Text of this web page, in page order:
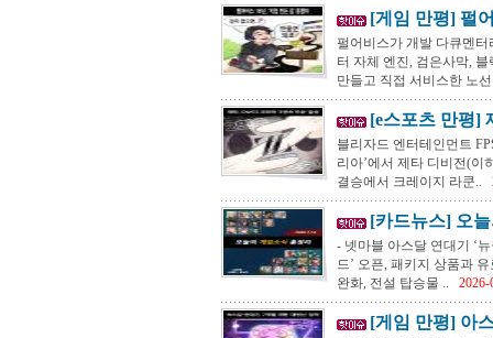
[게임 만평] 펄
펄어비스가 개발 다큐멘터
터 자체 엔진, 검은사막,
만들고 직접 서비스한 노선
[e스포츠 만평]
블리자드 엔터테인먼트
리아’에서 제타 디비전(이
결승에서 크레이지 라쿤..
[카드뉴스] 오
- 넷마블 아스달 연대기 ‘
드’ 오픈, 패키지 상품과
완화, 전설 탑승물 ..
2026-
[게임 만평] 아